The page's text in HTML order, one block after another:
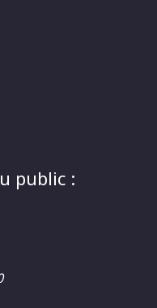
public :